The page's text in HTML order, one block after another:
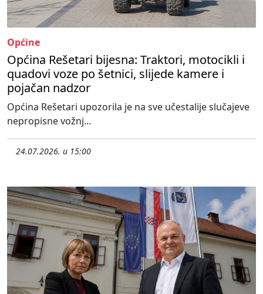
Općine
Općina Rešetari bijesna: Traktori, motocikli i
quadovi voze po šetnici, slijede kamere i
pojačan nadzor
Općina Rešetari upozorila je na sve učestalije slučajeve
nepropisne vožnj...
24.07.2026. u 15:00